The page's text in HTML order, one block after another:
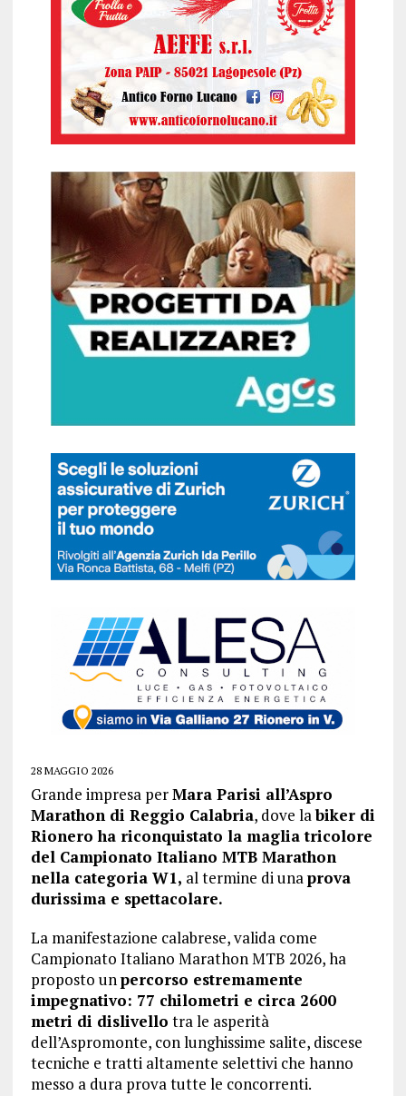
28 MAGGIO 2026
Grande impresa perMara Parisi all’Aspro
Marathon di Reggio Calabria, dove labiker di
Rionero ha riconquistato la maglia tricolore
del Campionato Italiano MTB Marathon
nella categoria W1, al termine di unaprova
durissima e spettacolare.
La manifestazione calabrese, valida come
Campionato Italiano Marathon MTB 2026, ha
proposto unpercorso estremamente
impegnativo: 77 chilometri e circa 2600
metri di dislivello tra le asperità
dell’Aspromonte, con lunghissime salite, discese
tecniche e tratti altamente selettivi che hanno
messo a dura prova tutte le concorrenti.